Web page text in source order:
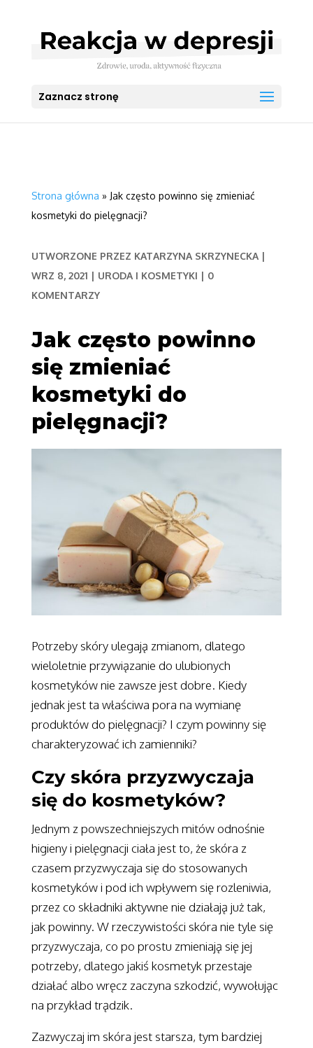
Zaznacz stronę
Strona główna » Jak często powinno się zmieniać
kosmetyki do pielęgnacji?
UTWORZONE PRZEZ KATARZYNA SKRZYNECKA|
WRZ 8, 2021 | URODA I KOSMETYKI | 0
KOMENTARZY
Jak często powinno
się zmieniać
kosmetyki do
pielęgnacji?
Potrzeby skóry ulegają zmianom, dlatego
wieloletnie przywiązanie do ulubionych
kosmetyków nie zawsze jest dobre. Kiedy
jednak jest ta właściwa pora na wymianę
produktów do pielęgnacji? I czym powinny się
charakteryzować ich zamienniki?
Czy skóra przyzwyczaja
się do kosmetyków?
Jednym z powszechniejszych mitów odnośnie
higieny i pielęgnacji ciała jest to, że skóra z
czasem przyzwyczaja się do stosowanych
kosmetyków i pod ich wpływem się rozleniwia,
przez co składniki aktywne nie działają już tak,
jak powinny. W rzeczywistości skóra nie tyle się
przyzwyczaja, co po prostu zmieniają się jej
potrzeby, dlatego jakiś kosmetyk przestaje
działać albo wręcz zaczyna szkodzić, wywołując
na przykład trądzik.
Zazwyczaj im skóra jest starsza, tym bardziej